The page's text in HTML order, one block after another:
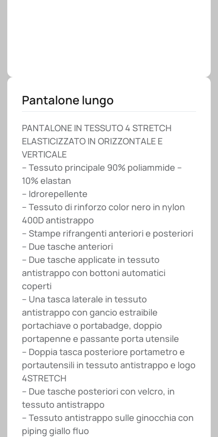
Pantalone lungo
PANTALONE IN TESSUTO 4 STRETCH
ELASTICIZZATO IN ORIZZONTALE E
VERTICALE
– Tessuto principale 90% poliammide –
10% elastan
– Idrorepellente
– Tessuto di rinforzo color nero in nylon
400D antistrappo
– Stampe rifrangenti anteriori e posteriori
– Due tasche anteriori
– Due tasche applicate in tessuto
antistrappo con bottoni automatici
coperti
– Una tasca laterale in tessuto
antistrappo con gancio estraibile
portachiave o portabadge, doppio
portapenne e passante porta utensile
– Doppia tasca posteriore portametro e
portautensili in tessuto antistrappo e logo
4STRETCH
– Due tasche posteriori con velcro, in
tessuto antistrappo
– Tessuto antistrappo sulle ginocchia con
piping giallo fluo